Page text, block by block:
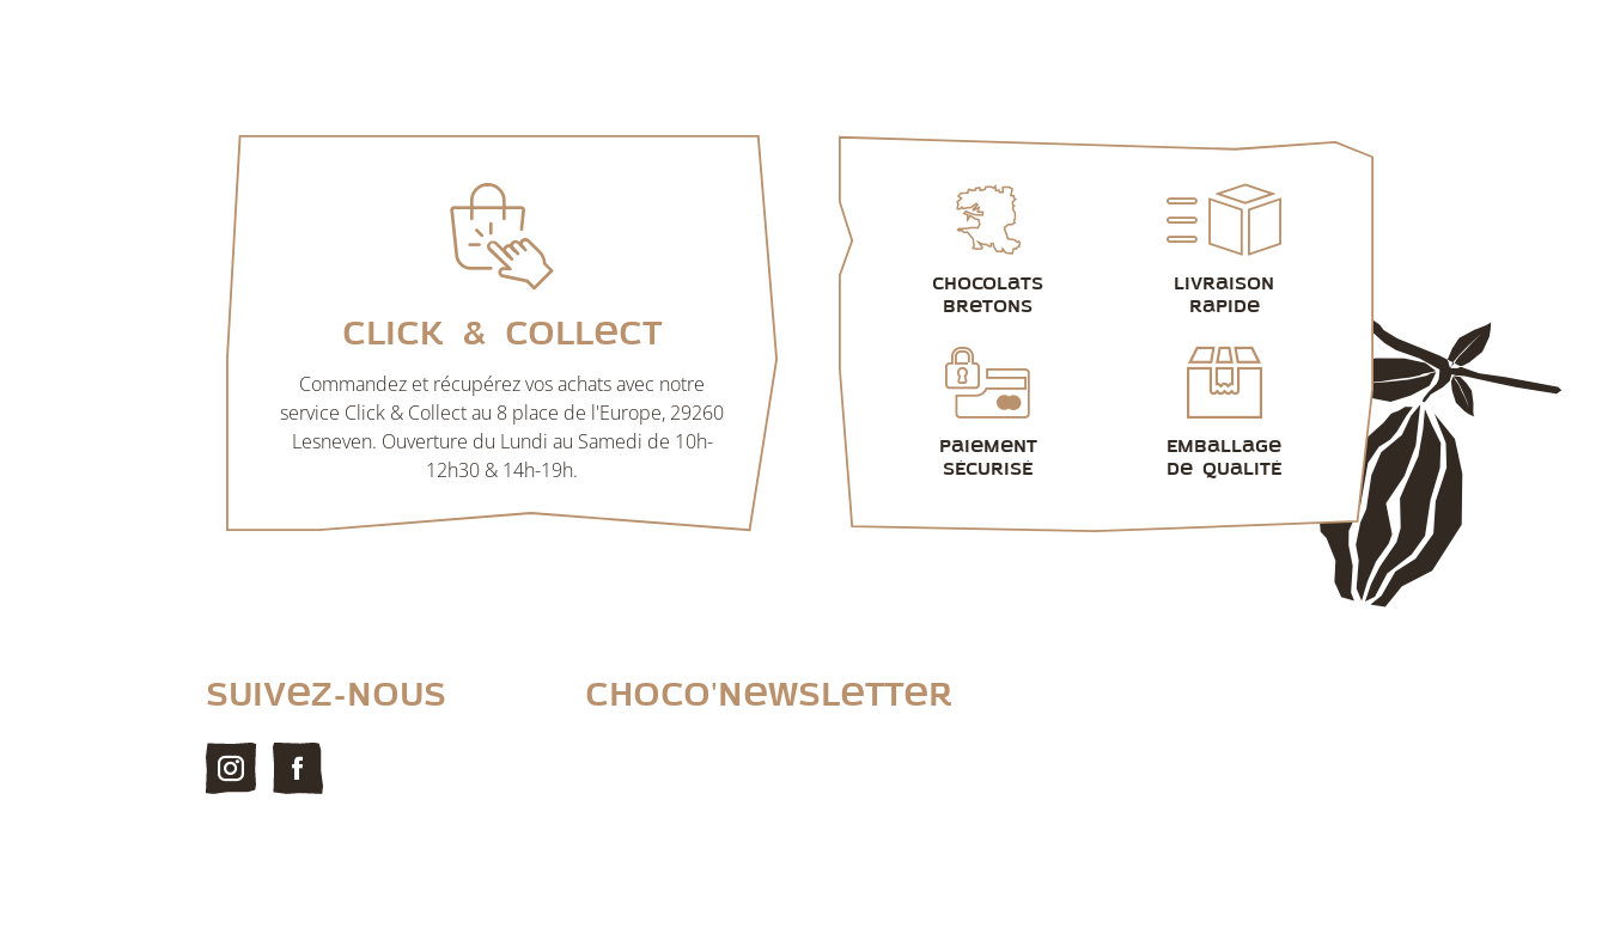
Click & Collect
Commandez et récupérez vos achats avec notre
service Click & Collect au 8 place de l'Europe, 29260
Lesneven. Ouverture du Lundi au Samedi de 10h-
12h30 & 14h-19h.
Chocolats
bretons
Livraison
rapide
Paiement
sécurisé
Emballage
de qualité
Suivez-nous Choco'newsletter